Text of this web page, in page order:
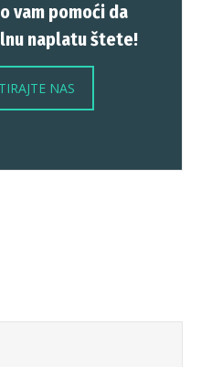
vam pomoći da
naplatu štete!
NAS